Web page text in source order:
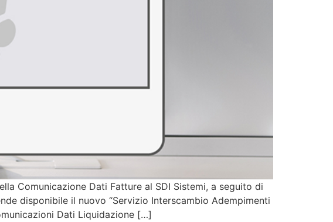
Comunicazione Dati Fatture al SDI Sistemi, a seguito di
disponibile il nuovo “Servizio Interscambio Adempimenti
Dati Liquidazione […]